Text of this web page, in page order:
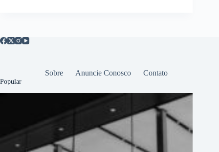
Sobre Anuncie Conosco Contato
Popular